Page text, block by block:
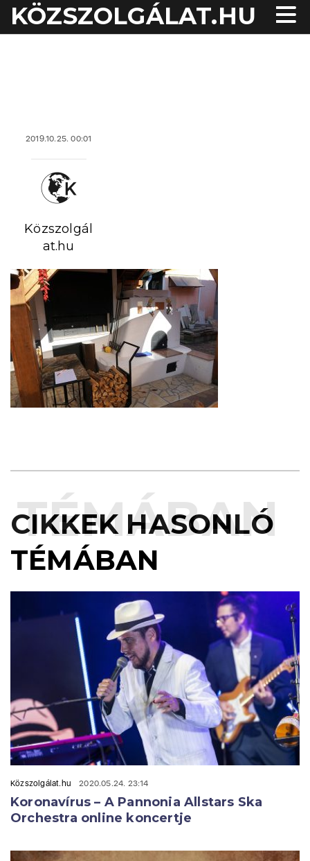
KÖZSZOLGÁLAT.HU
2019.10.25. 00:01
Közszolgál
at.hu
CIKKEK HASONLÓ
TÉMÁBAN
Közszolgálat.hu 2020.05.24. 23:14
Koronavírus – A Pannonia Allstars Ska
Orchestra online koncertje